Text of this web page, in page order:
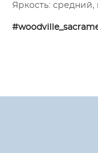
Яркость: средний,